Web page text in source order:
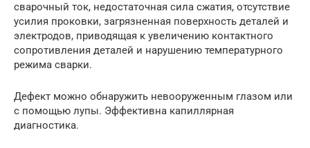
сварочный ток, недостаточная сила сжатия, отсутствие
усилия проковки, загрязненная поверхность деталей и
электродов, приводящая к увеличению контактного
сопротивления деталей и нарушению температурного
режима сварки.
Дефект можно обнаружить невооруженным глазом или
с помощью лупы. Эффективна капиллярная
диагностика.